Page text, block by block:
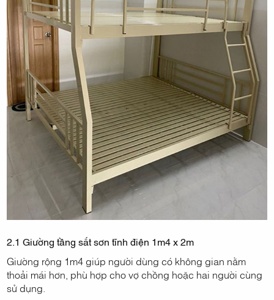
2.1 Giường tầng sắt sơn tĩnh điện 1m4 x 2m
Giường rộng 1m4 giúp người dùng có không gian nằm
thoải mái hơn, phù hợp cho vợ chồng hoặc hai người cùng
sử dụng.